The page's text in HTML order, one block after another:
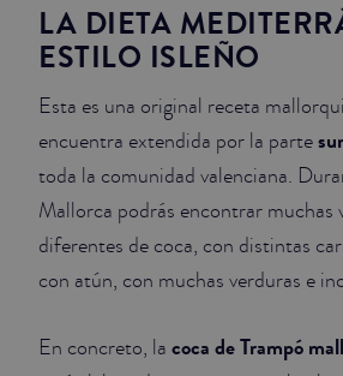
LA DIETA
ESTILO ISLEÑO
Esta es una original receta
encuentra extendida por la parte
toda la comunidad valenciana.
Mallorca podrás encontrar muchas
diferentes de coca, con distintas
con atún, con muchas verduras e
En concreto, la coca de Trampó